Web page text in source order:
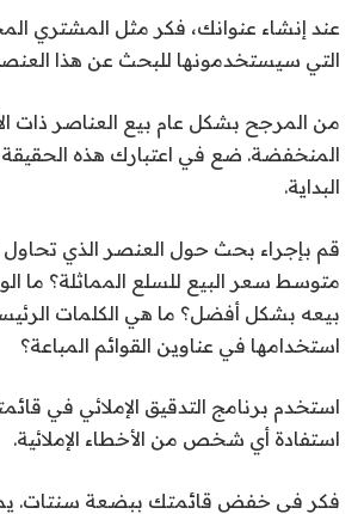
عند إنشاء عنوانك، فكر مثل المشتري
التي سيستخدمونها للبحث عن هذا
من المرجح بشكل عام بيع العناصر ذات
المنخفضة. ضع في اعتبارك هذه الحقيقة
البداية.
قم بإجراء بحث حول العنصر الذي تحاول
متوسط ​​سعر البيع للسلع المماثلة؟ ما
بيعه بشكل أفضل؟ ما هي الكلمات
استخدامها في عناوين القوائم المباعة؟
استخدم برنامج التدقيق الإملائي في
استفادة أي شخص من الأخطاء الإملائية.
فكر في خفض قائمتك ببضعة سنتات.